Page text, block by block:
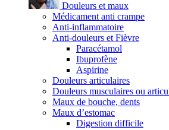
Douleurs et maux
Médicament anti crampe
Anti-inflammatoire
Anti-douleurs et Fièvre
Paracétamol
Ibuprofène
Aspirine
Douleurs articulaires
Douleurs musculaires ou
Maux de bouche, dents
Maux d’estomac
Digestion difficile